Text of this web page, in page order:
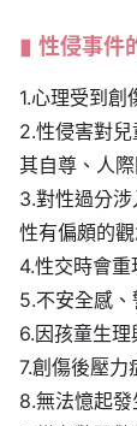
性侵事件
1.心理受到創
2.性侵害對
其自尊、人際
3.對性過分
性有偏頗的觀
4.性交時會重
5.不安全感
6.因孩童生
7.創傷後壓力
8.無法憶起